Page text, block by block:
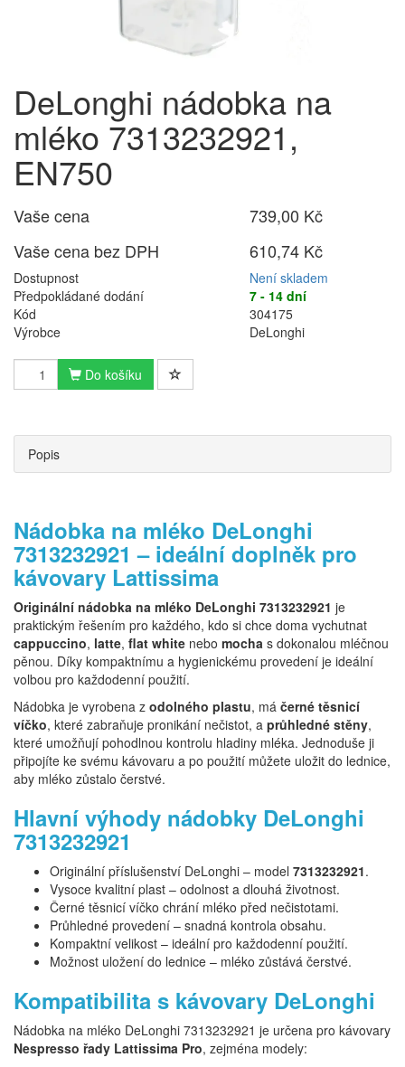
DeLonghi nádobka na
mléko 7313232921,
EN750
Vaše cena
739,00 Kč
Vaše cena bez DPH
610,74 Kč
Dostupnost
Není skladem
Předpokládané dodání
7 - 14 dní
Kód
304175
Výrobce
DeLonghi
Do košíku
Popis
Nádobka na mléko DeLonghi
7313232921 – ideální doplněk pro
kávovary Lattissima
Originální nádobka na mléko DeLonghi 7313232921 je
praktickým řešením pro každého, kdo si chce doma vychutnat
cappuccino, latte, flat white nebo mocha s dokonalou mléčnou
pěnou. Díky kompaktnímu a hygienickému provedení je ideální
volbou pro každodenní použití.
Nádobka je vyrobena z odolného plastu, má černé těsnicí
víčko, které zabraňuje pronikání nečistot, a průhledné stěny,
které umožňují pohodlnou kontrolu hladiny mléka. Jednoduše ji
připojíte ke svému kávovaru a po použití můžete uložit do lednice,
aby mléko zůstalo čerstvé.
Hlavní výhody nádobky DeLonghi
7313232921
Originální příslušenství DeLonghi – model 7313232921.
Vysoce kvalitní plast – odolnost a dlouhá životnost.
Černé těsnicí víčko chrání mléko před nečistotami.
Průhledné provedení – snadná kontrola obsahu.
Kompaktní velikost – ideální pro každodenní použití.
Možnost uložení do lednice – mléko zůstává čerstvé.
Kompatibilita s kávovary DeLonghi
Nádobka na mléko DeLonghi 7313232921 je určena pro kávovary
Nespresso řady Lattissima Pro, zejména modely: